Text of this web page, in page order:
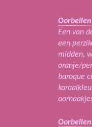
Oorbellen
Een van
een
midden,
oranje/
baroque